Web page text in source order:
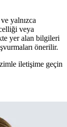
yalnızca
veya
yer alan bilgileri
önerilir.
iletişime geçin